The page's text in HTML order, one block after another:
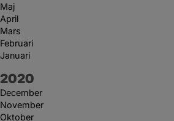
Maj
April
Mars
Februari
Januari
År:
2020
December
November
Oktober